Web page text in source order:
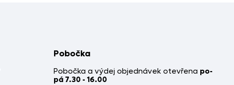
Pobočka
Pobočka a výdej objednávek otevřena po-
pá 7.30 - 16.00